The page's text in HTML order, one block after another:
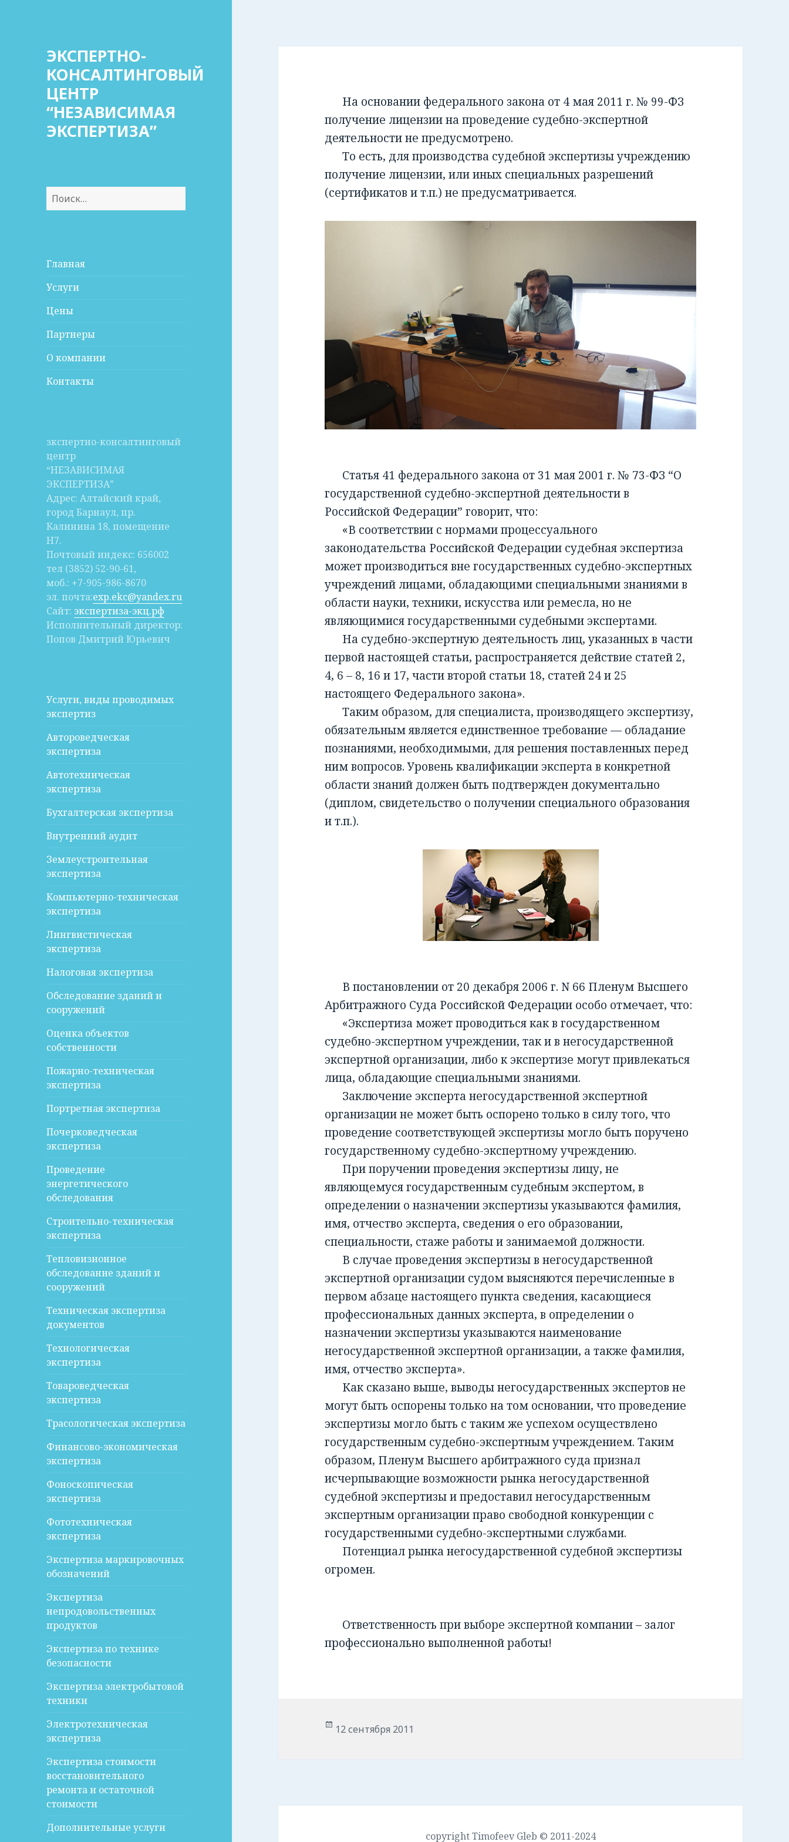
ЭКСПЕРТНО-
КОНСАЛТИНГОВЫЙ
ЦЕНТР
“НЕЗАВИСИМАЯ
ЭКСПЕРТИЗА”
Найти:
Главная
Услуги
Цены
Партнеры
О компании
Контакты
зкспертно-консалтинговый
центр
“НЕЗАВИСИМАЯ
ЭКСПЕРТИЗА”
Адрес: Алтайский край,
город Барнаул, пр.
Калинина 18, помещение
Н7.
Почтовый индекс: 656002
тел (3852) 52-90-61,
моб.: +7-905-986-8670
эл. почта:exp.ekc@yandex.ru
Сайт: экспертиза-экц.рф
Исполнительный директор:
Попов Дмитрий Юрьевич
Услуги, виды проводимых
экспертиз
Автороведческая
экспертиза
Автотехническая
экспертиза
Бухгалтерская экспертиза
Внутренний аудит
Землеустроительная
экспертиза
Компьютерно-техническая
экспертиза
Лингвистическая
экспертиза
Налоговая экспертиза
Обследование зданий и
сооружений
Оценка объектов
собственности
Пожарно-техническая
экспертиза
Портретная экспертиза
Почерковедческая
экспертиза
Проведение
энергетического
обследования
Строительно-техническая
экспертиза
Тепловизионное
обследование зданий и
сооружений
Техническая экспертиза
документов
Технологическая
экспертиза
Товароведческая
экспертиза
Трасологическая экспертиза
Финансово-экономическая
экспертиза
Фоноскопическая
экспертиза
Фототехническая
экспертиза
Экспертиза маркировочных
обозначений
Экспертиза
непродовольственных
продуктов
Экспертиза по технике
безопасности
Экспертиза электробытовой
техники
Электротехническая
экспертиза
Экспертиза стоимости
восстановительного
ремонта и остаточной
стоимости
Дополнительные услуги
На основании федерального закона от 4 мая 2011 г. № 99-ФЗ
получение лицензии на проведение судебно-экспертной
деятельности не предусмотрено.
То есть, для производства судебной экспертизы учреждению
получение лицензии, или иных специальных разрешений
(сертификатов и т.п.) не предусматривается.
Статья 41 федерального закона от 31 мая 2001 г. № 73-ФЗ “О
государственной судебно-экспертной деятельности в
Российской Федерации” говорит, что:
«В соответствии с нормами процессуального
законодательства Российской Федерации судебная экспертиза
может производиться вне государственных судебно-экспертных
учреждений лицами, обладающими специальными знаниями в
области науки, техники, искусства или ремесла, но не
являющимися государственными судебными экспертами.
На судебно-экспертную деятельность лиц, указанных в части
первой настоящей статьи, распространяется действие статей 2,
4, 6 – 8, 16 и 17, части второй статьи 18, статей 24 и 25
настоящего Федерального закона».
Таким образом, для специалиста, производящего экспертизу,
обязательным является единственное требование — обладание
познаниями, необходимыми, для решения поставленных перед
ним вопросов. Уровень квалификации эксперта в конкретной
области знаний должен быть подтвержден документально
(диплом, свидетельство о получении специального образования
и т.п.).
В постановлении от 20 декабря 2006 г. N 66 Пленум Высшего
Арбитражного Суда Российской Федерации особо отмечает, что:
«Экспертиза может проводиться как в государственном
судебно-экспертном учреждении, так и в негосударственной
экспертной организации, либо к экспертизе могут привлекаться
лица, обладающие специальными знаниями.
Заключение эксперта негосударственной экспертной
организации не может быть оспорено только в силу того, что
проведение соответствующей экспертизы могло быть поручено
государственному судебно-экспертному учреждению.
При поручении проведения экспертизы лицу, не
являющемуся государственным судебным экспертом, в
определении о назначении экспертизы указываются фамилия,
имя, отчество эксперта, сведения о его образовании,
специальности, стаже работы и занимаемой должности.
В случае проведения экспертизы в негосударственной
экспертной организации судом выясняются перечисленные в
первом абзаце настоящего пункта сведения, касающиеся
профессиональных данных эксперта, в определении о
назначении экспертизы указываются наименование
негосударственной экспертной организации, а также фамилия,
имя, отчество эксперта».
Как сказано выше, выводы негосударственных экспертов не
могут быть оспорены только на том основании, что проведение
экспертизы могло быть с таким же успехом осуществлено
государственным судебно-экспертным учреждением. Таким
образом, Пленум Высшего арбитражного суда признал
исчерпывающие возможности рынка негосударственной
судебной экспертизы и предоставил негосударственным
экспертным организации право свободной конкуренции с
государственными судебно-экспертными службами.
Потенциал рынка негосударственной судебной экспертизы
огромен.
Ответственность при выборе экспертной компании – залог
профессионально выполненной работы!
Опубликовано
12 сентября 2011
copyright Timofeev Gleb © 2011-2024